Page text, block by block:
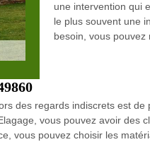
une intervention qui
le plus souvent une
besoin, vous pouvez
des regards indiscrets est de
vous pouvez avoir des
vous pouvez choisir les